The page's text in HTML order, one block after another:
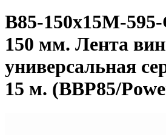
B85-150x15M-
150 мм. Лента
универсальная
15 м. (BBP85/